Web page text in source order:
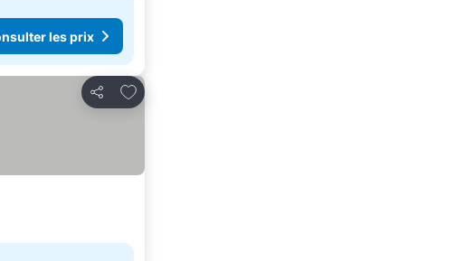
les prix
Partager
Ajouter à mes favoris